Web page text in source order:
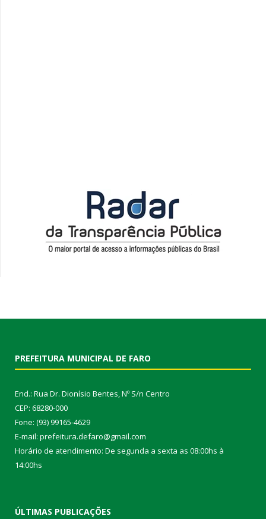
PREFEITURA MUNICIPAL DE FARO
End.: Rua Dr. Dionísio Bentes, Nº S/n Centro
CEP: 68280-000
Fone: (93) 99165-4629
E-mail: prefeitura.defaro@gmail.com
Horário de atendimento: De segunda a sexta as 08:00hs à
14:00hs
ÚLTIMAS PUBLICAÇÕES